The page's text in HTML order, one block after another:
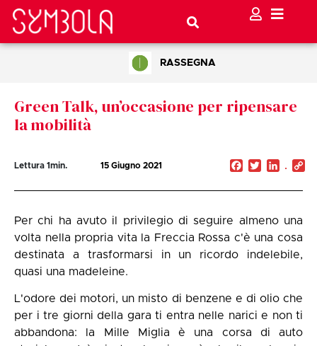
RASSEGNA
Green Talk, un’occasione per ripensare
la mobilità
Lettura 1min. 15 Giugno 2021 Facebook
Twitter
Per chi ha avuto il privilegio di seguire almeno una
volta nella propria vita la Freccia Rossa c'è una cosa
destinata a trasformarsi in un ricordo indelebile,
quasi una madeleine.
L'odore dei motori, un misto di benzene e di olio che
per i tre giorni della gara ti entra nelle narici e non ti
abbandona: la Mille Miglia è una corsa di auto